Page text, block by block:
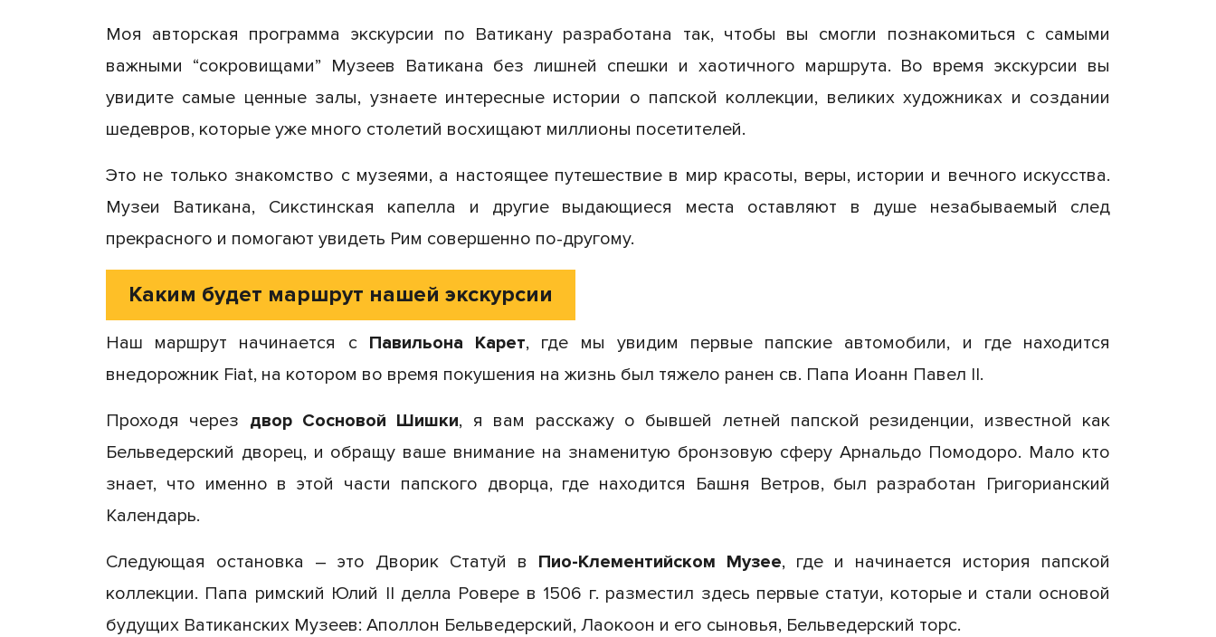
Моя авторская программа экскурсии по Ватикану разработана так, чтобы вы смогли познакомиться с самыми
важными “сокровищами” Музеев Ватикана без лишней спешки и хаотичного маршрута. Во время экскурсии вы
увидите самые ценные залы, узнаете интересные истории о папской коллекции, великих художниках и создании
шедевров, которые уже много столетий восхищают миллионы посетителей.
Это не только знакомство с музеями, а настоящее путешествие в мир красоты, веры, истории и вечного искусства.
Музеи Ватикана, Сикстинская капелла и другие выдающиеся места оставляют в душе незабываемый след
прекрасного и помогают увидеть Рим совершенно по-другому.
Каким будет маршрут нашей экскурсии
Наш маршрут начинается с Павильона Карет, где мы увидим первые папские автомобили, и где находится
внедорожник Fiat, на котором во время покушения на жизнь был тяжело ранен св. Папа Иоанн Павел II.
Проходя через двор Сосновой Шишки, я вам расскажу о бывшей летней папской резиденции, известной как
Бельведерский дворец, и обращу ваше внимание на знаменитую бронзовую сферу Арнальдо Помодоро. Мало кто
знает, что именно в этой части папского дворца, где находится Башня Ветров, был разработан Григорианский
Календарь.
Следующая остановка – это Дворик Статуй в Пио-Клементийском Музее, где и начинается история папской
коллекции. Папа римский Юлий ІІ делла Ровере в 1506 г. разместил здесь первые статуи, которые и стали основой
будущих Ватиканских Музеев: Аполлон Бельведерский, Лаокоон и его сыновья, Бельведерский торс.